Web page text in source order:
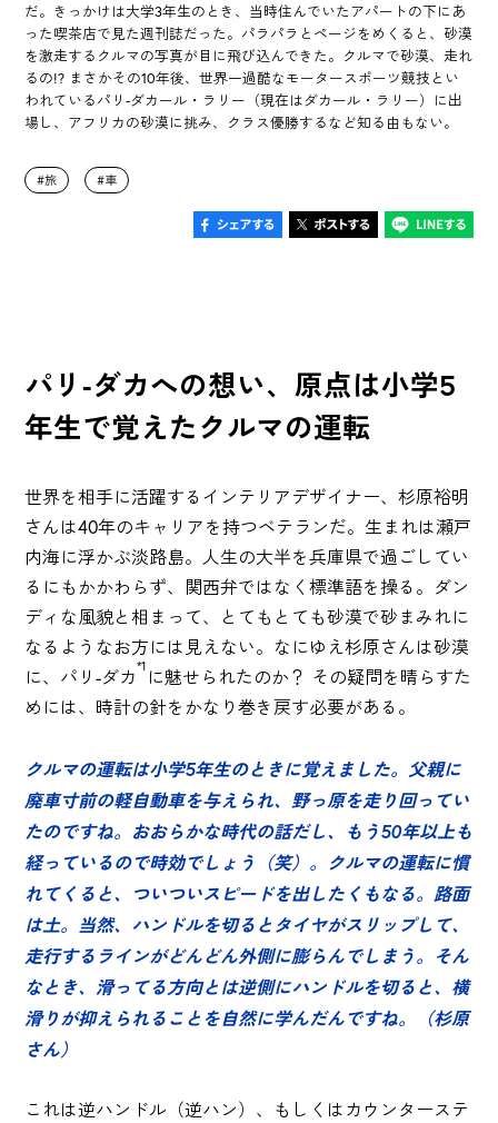
だ。きっかけは大学3年生のとき、当時住んでいたアパートの下にあ
った喫茶店で見た週刊誌だった。パラパラとページをめくると、砂漠
を激走するクルマの写真が目に飛び込んできた。クルマで砂漠、走れ
るの!? まさかその10年後、世界一過酷なモータースポーツ競技とい
われているパリ-ダカール・ラリー（現在はダカール・ラリー）に出
場し、アフリカの砂漠に挑み、クラス優勝するなど知る由もない。
旅 車
パリ-ダカへの想い、原点は小学5
年生で覚えたクルマの運転
世界を相手に活躍するインテリアデザイナー、杉原裕明
さんは40年のキャリアを持つベテランだ。生まれは瀬戸
内海に浮かぶ淡路島。人生の大半を兵庫県で過ごしてい
るにもかかわらず、関西弁ではなく標準語を操る。ダン
ディな風貌と相まって、とてもとても砂漠で砂まみれに
なるようなお方には見えない。なにゆえ杉原さんは砂漠
に、パリ-ダカ*1 に魅せられたのか？ その疑問を晴らすた
めには、時計の針をかなり巻き戻す必要がある。
クルマの運転は小学5年生のときに覚えました。父親に
廃車寸前の軽自動車を与えられ、野っ原を走り回ってい
たのですね。おおらかな時代の話だし、もう50年以上も
経っているので時効でしょう（笑）。クルマの運転に慣
れてくると、ついついスピードを出したくもなる。路面
は土。当然、ハンドルを切るとタイヤがスリップして、
走行するラインがどんどん外側に膨らんでしまう。そん
なとき、滑ってる方向とは逆側にハンドルを切ると、横
滑りが抑えられることを自然に学んだんですね。（杉原
さん）
これは逆ハンドル（逆ハン）、もしくはカウンターステ